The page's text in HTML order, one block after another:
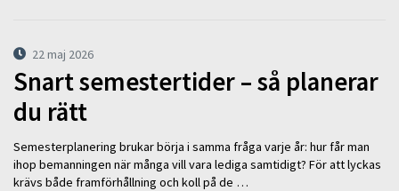
22 maj 2026
Snart semestertider – så planerar
du rätt
Semesterplanering brukar börja i samma fråga varje år: hur får man
ihop bemanningen när många vill vara lediga samtidigt? För att lyckas
krävs både framförhållning och koll på de …